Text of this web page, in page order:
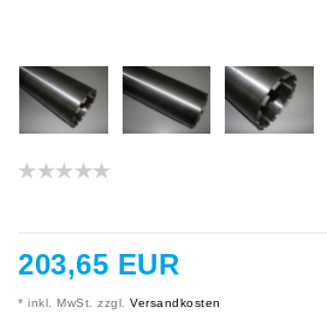
203,65 EUR
* inkl. MwSt. zzgl. Versandkosten